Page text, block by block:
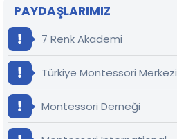
PAYDAŞLARIMIZ
7 Renk Akademi
Türkiye Montessori Merkezi
Montessori Derneği